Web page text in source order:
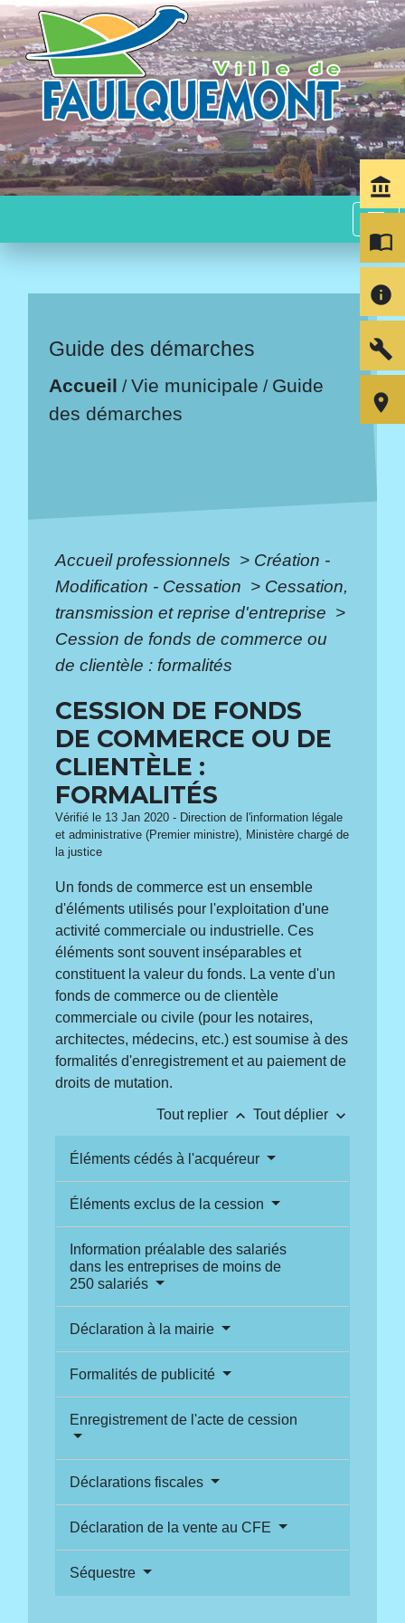
menu
Guide des démarches
Accueil /Vie municipale / Guide
des démarches
Accueil professionnels > Création -
Modification - Cessation > Cessation,
transmission et reprise d'entreprise >
Cession de fonds de commerce ou
de clientèle : formalités
CESSION DE FONDS
DE COMMERCE OU DE
CLIENTÈLE :
FORMALITÉS
Vérifié le 13 Jan 2020 - Direction de l'information légale
et administrative (Premier ministre), Ministère chargé de
la justice
Un fonds de commerce est un ensemble
d'éléments utilisés pour l'exploitation d'une
activité commerciale ou industrielle. Ces
éléments sont souvent inséparables et
constituent la valeur du fonds. La vente d'un
fonds de commerce ou de clientèle
commerciale ou civile (pour les notaires,
architectes, médecins, etc.) est soumise à des
formalités d'enregistrement et au paiement de
droits de mutation.
Tout replier keyboard_arrow_up Tout déplier keyboard_arrow_down
Éléments cédés à l'acquéreur
Éléments exclus de la cession
Information préalable des salariés
dans les entreprises de moins de
250 salariés
Déclaration à la mairie
Formalités de publicité
Enregistrement de l'acte de cession
Déclarations fiscales
Déclaration de la vente au CFE
Séquestre
account_balance
import_contacts
info
build
room